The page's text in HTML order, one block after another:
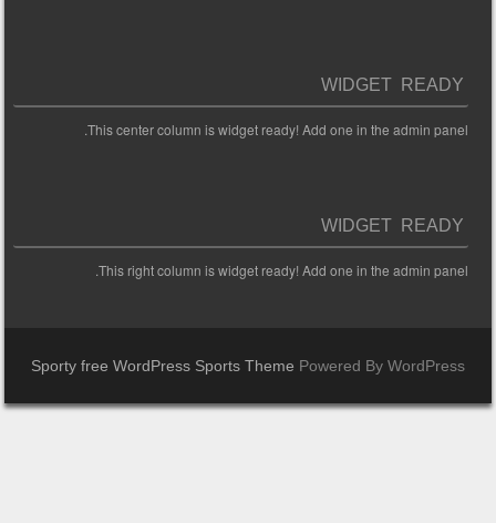
WIDGET READY
This center column is widget ready! Add one in the admin panel.
WIDGET READY
This right column is widget ready! Add one in the admin panel.
Sporty free WordPress Sports ThemePowered By WordPress